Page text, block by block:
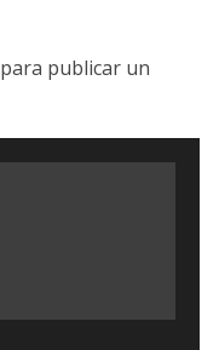
para publicar un